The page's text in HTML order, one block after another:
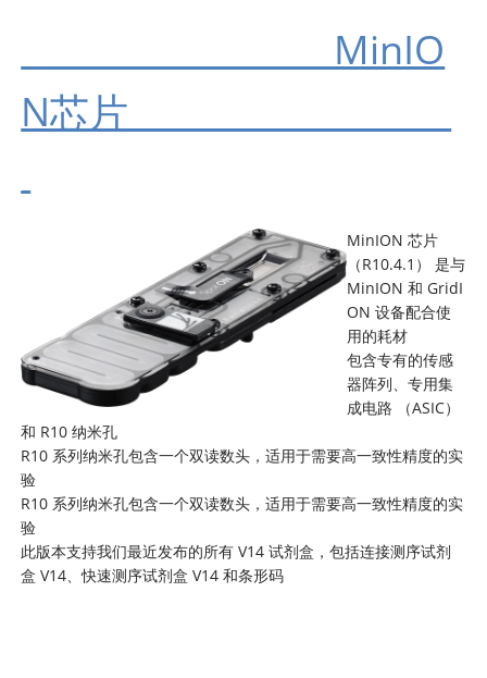
MinIO
N芯片
MinION 芯片
（R10.4.1） 是与
MinION 和 GridI
ON 设备配合使
用的耗材
包含专有的传感
器阵列、专用集
成电路 （ASIC）
和 R10 纳米孔
R10 系列纳米孔包含一个双读数头，适用于需要高一致性精度的实
验
R10 系列纳米孔包含一个双读数头，适用于需要高一致性精度的实
验
此版本支持我们最近发布的所有 V14 试剂盒，包括连接测序试剂
盒 V14、快速测序试剂盒 V14 和条形码